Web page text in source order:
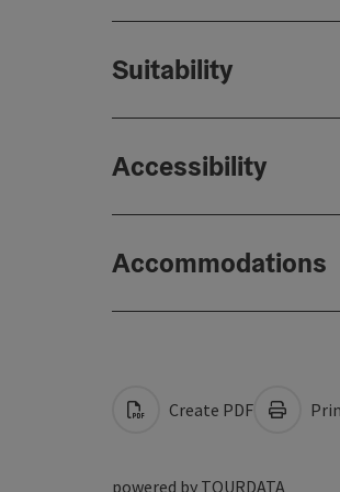
Suitability
Accessibility
Accommodations
Create PDF
powered by TOURDATA